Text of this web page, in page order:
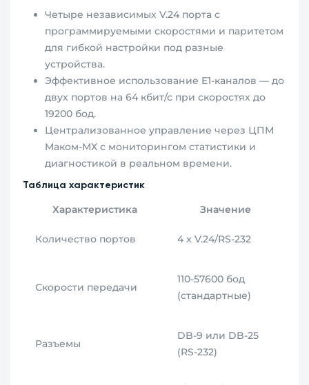
Четыре независимых V.24 порта с
программируемыми скоростями и паритетом
для гибкой настройки под разные
устройства.
Эффективное использование E1-каналов — до
двух портов на 64 кбит/с при скоростях до
19200 бод.
Централизованное управление через ЦПМ
Маком-МХ с мониторингом статистики и
диагностикой в реальном времени.
Таблица характеристик
Характеристика Значение
Количество портов 4 x V.24/RS-232
Скорости передачи
110-57600 бод
(стандартные)
Разъемы
DB-9 или DB-25
(RS-232)